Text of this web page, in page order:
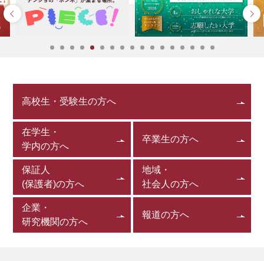
高校生・受験生の方へ
在学生・
学内の方へ
卒業生の方へ
保証人
(保護者)の方へ
地域・
社会人の方へ
企業・
研究機関の方へ
報道の方へ